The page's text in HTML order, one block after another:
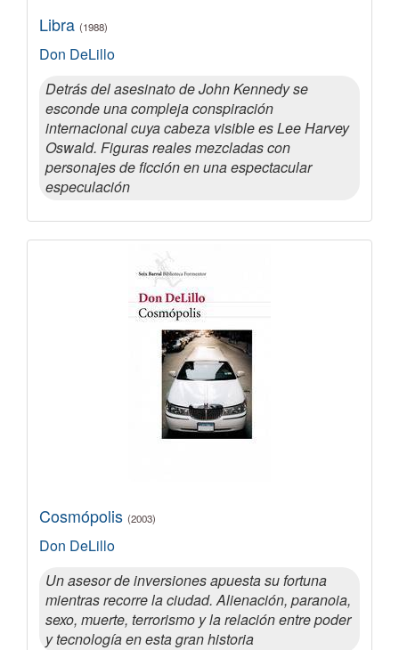
Libra (1988)
Don DeLillo
Detrás del asesinato de John Kennedy se
esconde una compleja conspiración
internacional cuya cabeza visible es Lee Harvey
Oswald. Figuras reales mezcladas con
personajes de ficción en una espectacular
especulación
Cosmópolis (2003)
Don DeLillo
Un asesor de inversiones apuesta su fortuna
mientras recorre la ciudad. Alienación, paranoia,
sexo, muerte, terrorismo y la relación entre poder
y tecnología en esta gran historia